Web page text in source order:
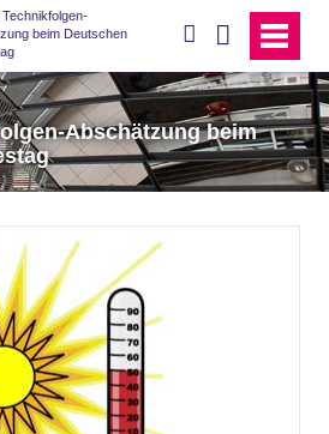
beim Deutschen
Abschätzung beim